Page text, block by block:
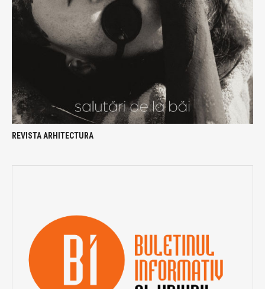
REVISTA ARHITECTURA